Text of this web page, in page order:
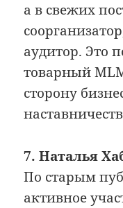
а в свежих
аудитор. Это
товарный
сторону
7. Наталья
По старым
активное